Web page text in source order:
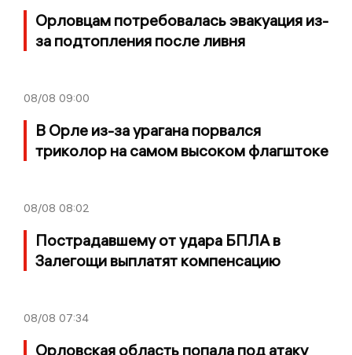
Орловцам потребовалась эвакуация из-
за подтопления после ливня
08/08 09:00
В Орле из-за урагана порвался
триколор на самом высоком флагштоке
08/08 08:02
Пострадавшему от удара БПЛА в
Залегощи выплатят компенсацию
08/08 07:34
Орловская область попала под атаку